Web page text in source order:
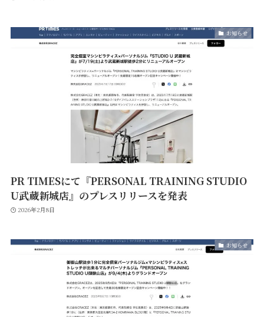
お知らせ
PR TIMESにて『PERSONAL TRAINING STUDIO
U武蔵新城店』のプレスリリースを発表
2026年2月8日
お知らせ